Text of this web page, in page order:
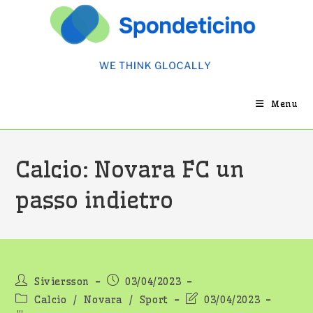
Menu
Calcio: Novara FC un
passo indietro
Autore
dell'articolo:
Siviersson
Articolo
pubblicato:
03/04/2023
Categoria
Calcio / Novara / Sport
Ultima03/04/2023